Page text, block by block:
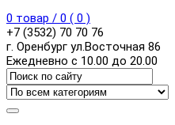
0 товар / 0 ( 0 )
+7 (3532) 70 70 76
г. Оренбург ул.Восточная 86
Ежедневно с 10.00 до 20.00